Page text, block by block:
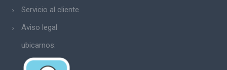
Servicio al cliente
Aviso legal
ubicarnos: